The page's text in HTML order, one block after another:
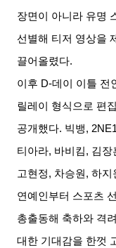
장면이 아니라 유명
선별해 티저 영상을
끌어올렸다.
이후 D-데이 이틀 전인
릴레이 형식으로 편
공개했다. 빅뱅, 2NE1
티아라, 바비킴, 김장
고현정, 차승원 ,하지
연예인부터 스포츠
총출동해 축하와 격
대한 기대감을 한껏